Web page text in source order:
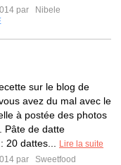
par
Nibele
sur le blog de
avez du mal avec le
à postée des photos
Pâte de datte
20 dattes...
Lire la suite
par
Sweetfood